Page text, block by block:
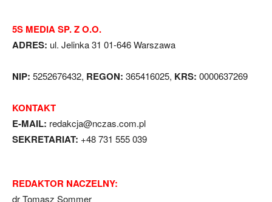
5S MEDIA SP. Z O.O.
ADRES: ul. Jelinka 31 01-646 Warszawa
NIP: 5252676432, REGON: 365416025, KRS: 0000637269
KONTAKT
E-MAIL: redakcja@nczas.com.pl
SEKRETARIAT: +48 731 555 039
REDAKTOR NACZELNY:
dr Tomasz Sommer